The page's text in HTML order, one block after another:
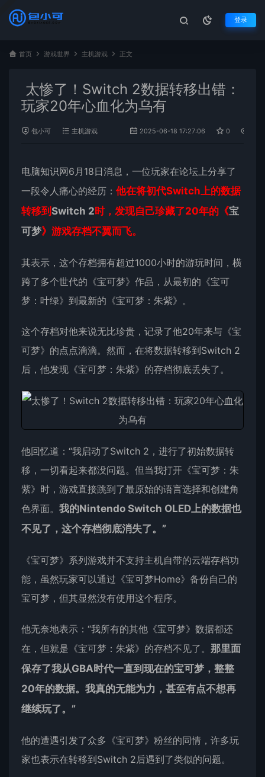
登录
首页 游戏世界 主机游戏 正文
太惨了！Switch 2数据转移出错：
玩家20年心血化为乌有
包小可 主机游戏 2025-06-18 17:27:06 0
电脑知识网6月18日消息，一位玩家在论坛上分享了
一段令人痛心的经历： 他在将初代Switch上的数据
转移到 Switch 2时，发现自己珍藏了20年的《宝
可梦》游戏存档不翼而飞。
其表示，这个存档拥有超过1000小时的游玩时间，横
跨了多个世代的《宝可梦》作品，从最初的《宝可
梦：叶绿》到最新的《宝可梦：朱紫》。
这个存档对他来说无比珍贵，记录了他20年来与《宝
可梦》的点点滴滴。然而，在将数据转移到Switch 2
后，他发现《宝可梦：朱紫》的存档彻底丢失了。
他回忆道：“我启动了Switch 2，进行了初始数据转
移，一切看起来都没问题。但当我打开《宝可梦：朱
紫》时，游戏直接跳到了最原始的语言选择和创建角
色界面。 我的Nintendo Switch OLED上的数据也
不见了，这个存档彻底消失了。”
《宝可梦》系列游戏并不支持主机自带的云端存档功
能，虽然玩家可以通过《宝可梦Home》备份自己的
宝可梦，但其显然没有使用这个程序。
他无奈地表示：“我所有的其他《宝可梦》数据都还
在，但就是《宝可梦：朱紫》的存档不见了。 那里面
保存了我从GBA时代一直到现在的宝可梦，整整
20年的数据。我真的无能为力，甚至有点不想再
继续玩了。”
他的遭遇引发了众多《宝可梦》粉丝的同情，许多玩
家也表示在转移到Switch 2后遇到了类似的问题。